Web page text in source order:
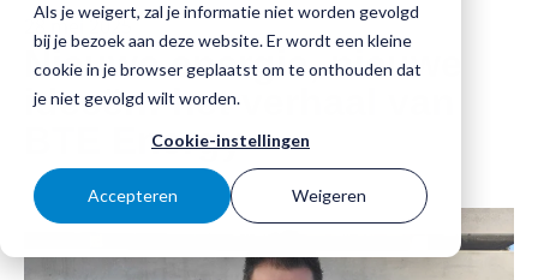
Als je weigert, zal je informatie niet worden gevolgd
bij je bezoek aan deze website. Er wordt een kleine
cookie in je browser geplaatst om te onthouden dat
je niet gevolgd wilt worden.
Cookie-instellingen
Accepteren
Weigeren
Downloads
Werken bij
Totaaloplossingen
kV-station
Onze verhalen
28 mei 2025
Nieuwe energie, nieuwe
ideeën: het verhaal van
BTE Energy